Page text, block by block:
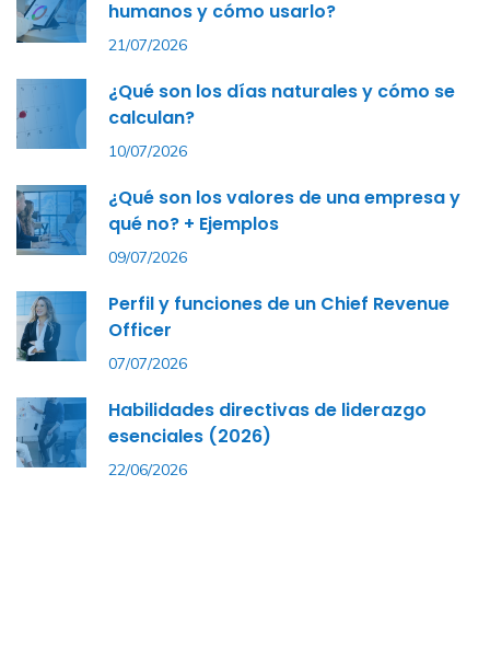
humanos y cómo usarlo?
21/07/2026
¿Qué son los días naturales y cómo se
calculan?
10/07/2026
¿Qué son los valores de una empresa y
qué no? + Ejemplos
09/07/2026
Perfil y funciones de un Chief Revenue
Officer
07/07/2026
Habilidades directivas de liderazgo
esenciales (2026)
22/06/2026